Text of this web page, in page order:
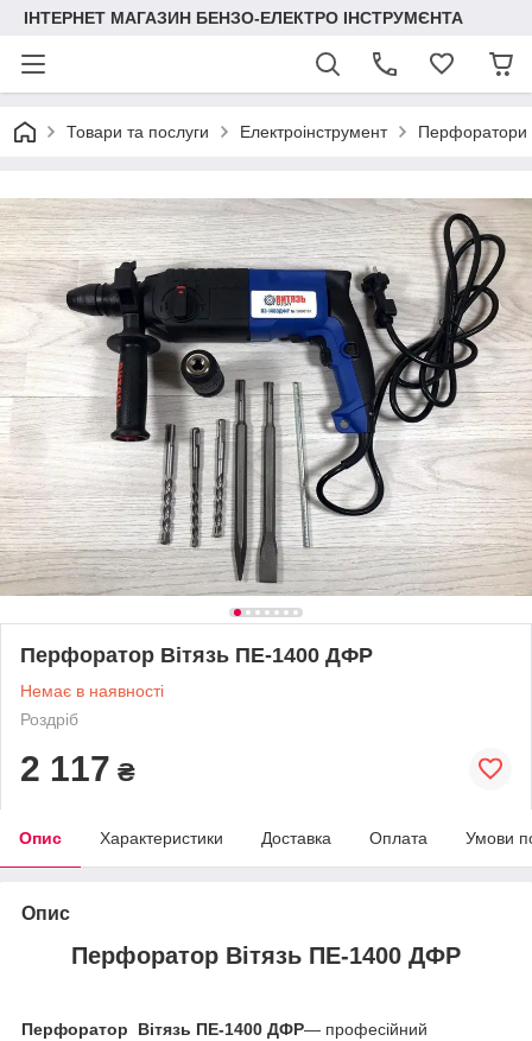
ІНТЕРНЕТ МАГАЗИН БЕНЗО-ЕЛЕКТРО ІНСТРУМЄНТА
Товари та послуги Електроінструмент Перфоратори
Перфоратор Вітязь ПЕ-1400 ДФР
Немає в наявності
Роздріб
2 117 ₴
Опис Характеристики Доставка Оплата Умови
Опис
Перфоратор Вітязь ПЕ-1400 ДФР
Перфоратор Вітязь ПЕ-1400 ДФР— професійний